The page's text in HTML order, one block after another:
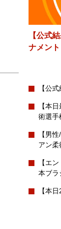
【公式
ナメント
【公
【本
術選手
【男
アン柔
【エ
本ブラ
【本